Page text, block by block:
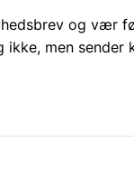
og vær
ikke, men sender